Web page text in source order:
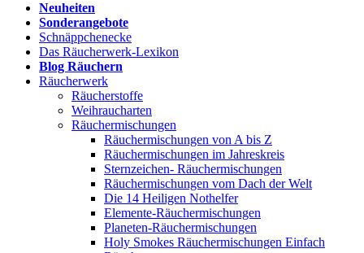
Neuheiten
Sonderangebote
Schnäppchenecke
Das Räucherwerk-Lexikon
Blog Räuchern
Räucherwerk
Räucherstoffe
Weihraucharten
Räuchermischungen
Räuchermischungen von A bis Z
Räuchermischungen im Jahreskreis
Sternzeichen- Räuchermischungen
Räuchermischungen vom Dach der Welt
Die 14 Heiligen Nothelfer
Elemente-Räuchermischungen
Planeten-Räuchermischungen
Holy Smokes Räuchermischungen Einfach